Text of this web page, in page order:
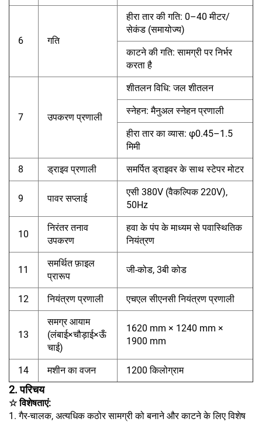
6 गति
हीरा तार की गति: 0–40 मीटर/
सेकंड (समायोज्य)
काटने की गति: सामग्री पर निर्भर
करता है
7 उपकरण प्रणाली
शीतलन विधि: जल शीतलन
स्नेहन: मैनुअल स्नेहन प्रणाली
हीरा तार का व्यास: φ0.45–1.5
मिमी
8 ड्राइव प्रणाली समर्पित ड्राइवर के साथ स्टेपर मोटर
9 पावर सप्लाई
एसी 380V (वैकल्पिक 220V),
50Hz
10
निरंतर तनाव
उपकरण
हवा के पंप के माध्यम से पवास्थितिक
नियंत्रण
11
समर्थित फ़ाइल
प्रारूप
जी-कोड, 3बी कोड
12 नियंत्रण प्रणाली एचएल सीएनसी नियंत्रण प्रणाली
13
समग्र आयाम
(लंबाई×चौड़ाई×ऊँ
चाई)
1620 mm × 1240 mm ×
1900 mm
14 मशीन का वजन 1200 किलोग्राम
2. परिचय
☆ विशेषताएं:
1. गैर-चालक, अत्यधिक कठोर सामग्री को बनाने और काटने के लिए विशेष